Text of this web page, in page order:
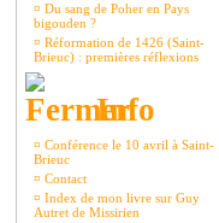
¤ Du sang de Poher en Pays
bigouden ?
¤ Réformation de 1426 (Saint-
Brieuc) : premières réflexions
Info
¤ Conférence le 10 avril à Saint-
Brieuc
¤ Contact
¤ Index de mon livre sur Guy
Autret de Missirien